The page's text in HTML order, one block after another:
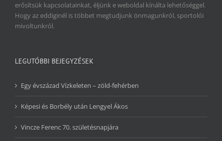
erősítsük kapcsolatainkat, éljünk e weboldal kínálta lehetőséggel.
Hogy az eddiginél is többet megtudjunk önmagunkról, sportolói
mivoltunkról.
LEGUTÓBBI BEJEGYZÉSEK
Egy évszázad Vízkeleten – zöld-fehérben
Képesi és Borbély után Lengyel Ákos
Vincze Ferenc 70. születésnapjára